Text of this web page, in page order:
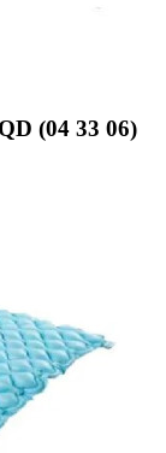
(04 33 06)